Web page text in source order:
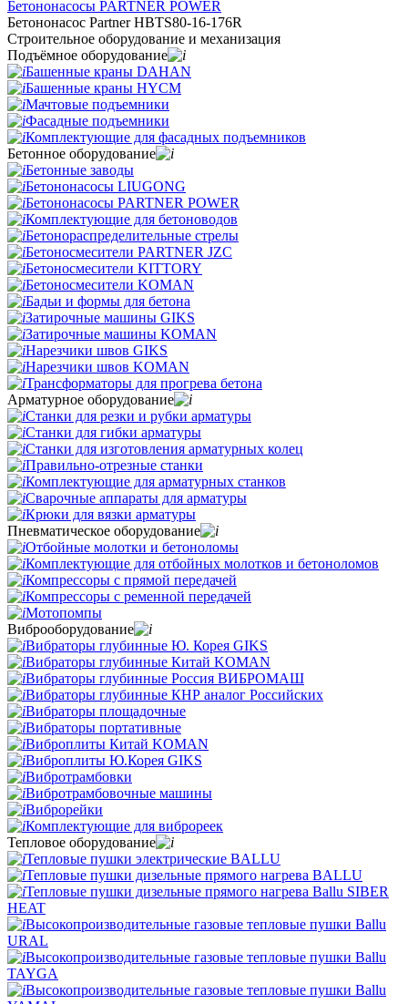
Бетононасосы PARTNER POWER
Бетононасос Partner HBTS80-16-176R
Строительное оборудование и механизация
Подъёмное оборудование
Башенные краны DAHAN
Башенные краны HYCM
Мачтовые подъемники
Фасадные подъемники
Комплектующие для фасадных подъемников
Бетонное оборудование
Бетонные заводы
Бетононасосы LIUGONG
Бетононасосы PARTNER POWER
Комплектующие для бетоноводов
Бетонораспределительные стрелы
Бетоносмесители PARTNER JZC
Бетоносмесители KITTORY
Бетоносмесители KOMAN
Бадьи и формы для бетона
Затирочные машины GIKS
Затирочные машины KOMAN
Нарезчики швов GIKS
Нарезчики швов KOMAN
Трансформаторы для прогрева бетона
Арматурное оборудование
Станки для резки и рубки арматуры
Станки для гибки арматуры
Станки для изготовления арматурных колец
Правильно-отрезные станки
Комплектующие для арматурных станков
Сварочные аппараты для арматуры
Крюки для вязки арматуры
Пневматическое оборудование
Отбойные молотки и бетоноломы
Комплектующие для отбойных молотков и бетоноломов
Компрессоры с прямой передачей
Компрессоры с ременной передачей
Мотопомпы
Виброоборудование
Вибраторы глубинные Ю. Корея GIKS
Вибраторы глубинные Китай KOMAN
Вибраторы глубинные Россия ВИБРОМАШ
Вибраторы глубинные КНР аналог Российских
Вибраторы площадочные
Вибраторы портативные
Виброплиты Китай KOMAN
Виброплиты Ю.Корея GIKS
Вибротрамбовки
Вибротрамбовочные машины
Виброрейки
Комплектующие для виброреек
Тепловое оборудование
Тепловые пушки электрические BALLU
Тепловые пушки дизельные прямого нагрева BALLU
Тепловые пушки дизельные прямого нагрева Ballu SIBER
HEAT
Высокопроизводительные газовые тепловые пушки Ballu
URAL
Высокопроизводительные газовые тепловые пушки Ballu
TAYGA
Высокопроизводительные газовые тепловые пушки Ballu